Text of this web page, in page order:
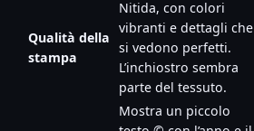
Qualità della
stampa
Nitida, con colori
vibranti e dettagli che
si vedono perfetti.
L’inchiostro sembra
parte del tessuto.
Mostra un piccolo